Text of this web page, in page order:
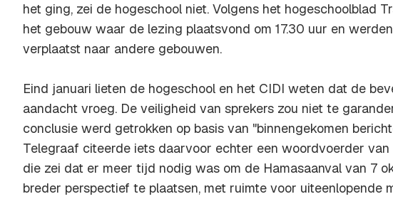
het ging, zei de hogeschool niet. Volgens het hogeschoolblad
het gebouw waar de lezing plaatsvond om 17.30 uur en
verplaatst naar andere gebouwen.
Eind januari lieten de hogeschool en het CIDI weten dat de
aandacht vroeg. De veiligheid van sprekers zou niet te
conclusie werd getrokken op basis van "binnengekomen
Telegraaf citeerde iets daarvoor echter een woordvoerder
die zei dat er meer tijd nodig was om de Hamasaanval van 7
breder perspectief te plaatsen, met ruimte voor uiteenlopende